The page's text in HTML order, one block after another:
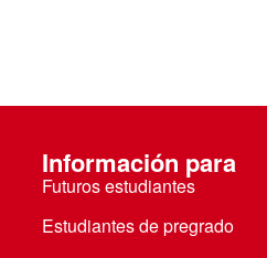
Información para
Futuros estudiantes
Estudiantes de pregrado